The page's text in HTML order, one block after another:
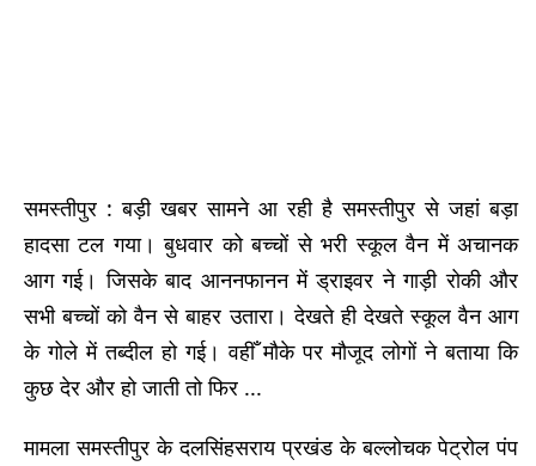
समस्तीपुर : बड़ी खबर सामने आ रही है समस्तीपुर से जहां बड़ा
हादसा टल गया। बुधवार को बच्चों से भरी स्कूल वैन में अचानक
आग गई। जिसके बाद आननफानन में ड्राइवर ने गाड़ी रोकी और
सभी बच्चों को वैन से बाहर उतारा। देखते ही देखते स्कूल वैन आग
के गोले में तब्दील हो गई। वहीँ मौके पर मौजूद लोगों ने बताया कि
कुछ देर और हो जाती तो फिर ...
मामला समस्तीपुर के दलसिंहसराय प्रखंड के बल्लोचक पेट्रोल पंप